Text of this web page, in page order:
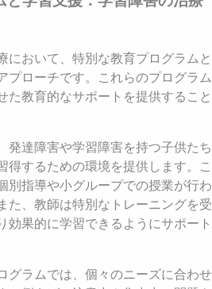
において、特別な教育プログラムと
プローチです。これらのプログラム
た教育的なサポートを提供すること
発達障害や学習障害を持つ子供たち
得するための環境を提供します。こ
別指導や小グループでの授業が行わ
た、教師は特別なトレーニングを受
効果的に学習できるようにサポート
グラムでは、個々のニーズに合わせ